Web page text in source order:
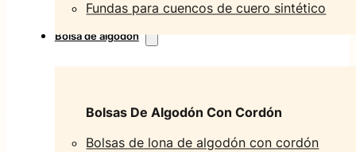
Fundas para cuencos de cuero sintético
Bolsa de algodón
Bolsas De Algodón Con Cordón
Bolsas de lona de algodón con cordón